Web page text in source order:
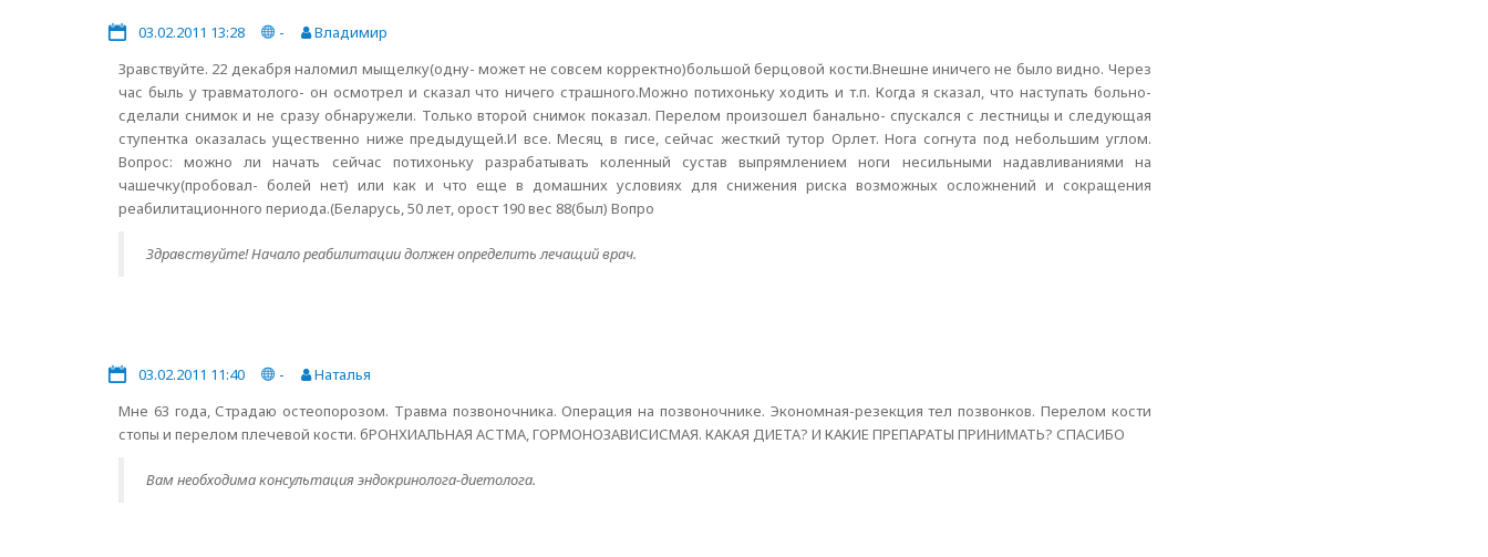
03.02.2011 13:28 -
Владимир
Зравствуйте. 22 декабря наломил мыщелку(одну- может не совсем корректно)большой берцовой кости.Внешне иничего не было видно. Через
час быль у травматолого- он осмотрел и сказал что ничего страшного.Можно потихоньку ходить и т.п. Когда я сказал, что наступать больно-
сделали снимок и не сразу обнаружели. Только второй снимок показал. Перелом произошел банально- спускался с лестницы и следующая
ступентка оказалась ущественно ниже предыдущей.И все. Месяц в гисе, сейчас жесткий тутор Орлет. Нога согнута под небольшим углом.
Вопрос: можно ли начать сейчас потихоньку разрабатывать коленный сустав выпрямлением ноги несильными надавливаниями на
чашечку(пробовал- болей нет) или как и что еще в домашних условиях для снижения риска возможных осложнений и сокращения
реабилитационного периода.(Беларусь, 50 лет, орост 190 вес 88(был) Вопро
Здравствуйте! Начало реабилитации должен определить лечащий врач.
03.02.2011 11:40 -
Наталья
Мне 63 года, Страдаю остеопорозом. Травма позвоночника. Операция на позвоночнике. Экономная-резекция тел позвонков. Перелом кости
стопы и перелом плечевой кости. бРОНХИАЛЬНАЯ АСТМА, ГОРМОНОЗАВИСИСМАЯ. КАКАЯ ДИЕТА? И КАКИЕ ПРЕПАРАТЫ ПРИНИМАТЬ? СПАСИБО
Вам необходима консультация эндокринолога-диетолога.